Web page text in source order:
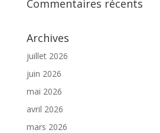
Commentaires récents
Archives
juillet 2026
juin 2026
mai 2026
avril 2026
mars 2026